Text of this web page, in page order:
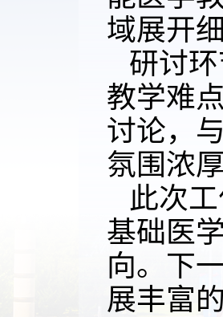
域展开
研讨
教学难
讨论，
氛围浓
此次
基础医
向。下
展丰富